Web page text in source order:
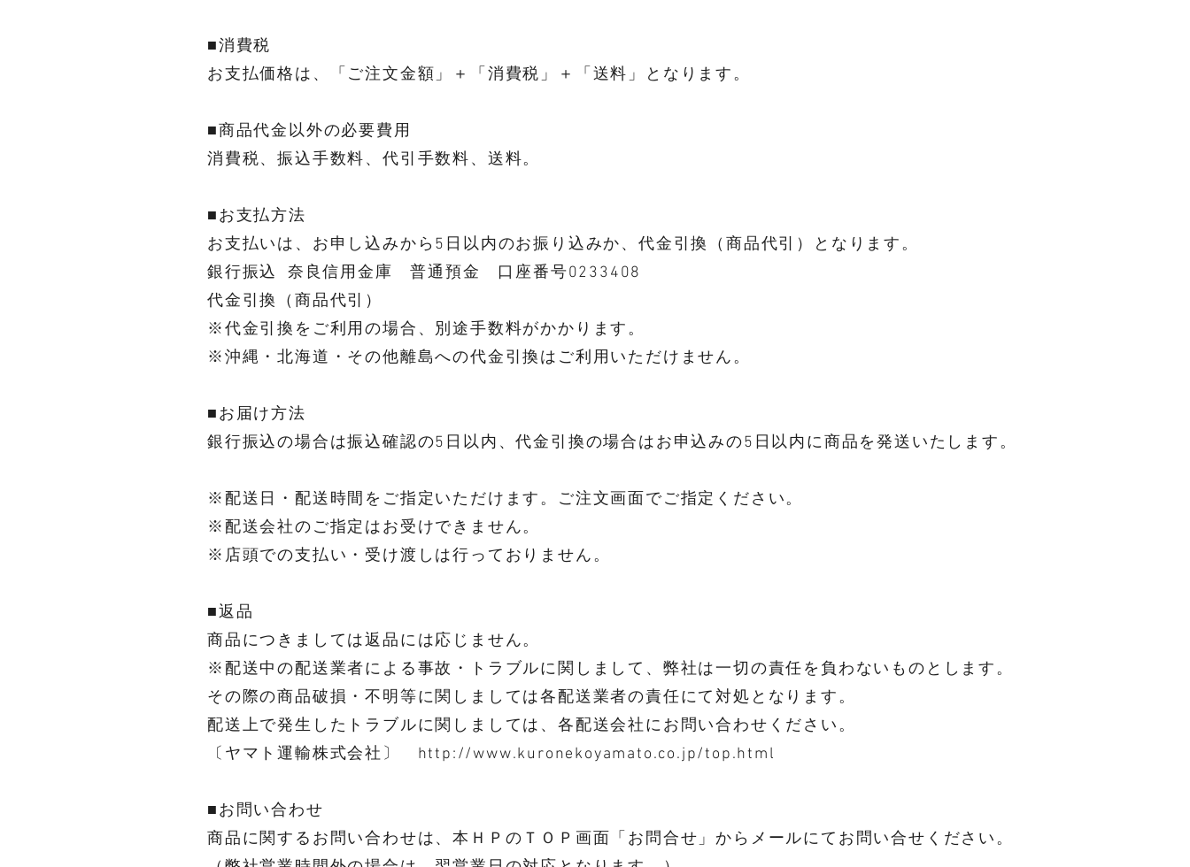
■消費税
お支払価格は、「ご注文金額」＋「消費税」＋「送料」となります。
■商品代金以外の必要費用
消費税、振込手数料、代引手数料、送料。
■お支払方法
お支払いは、お申し込みから5日以内のお振り込みか、代金引換（商品代引）となります。
銀行振込 奈良信用金庫 普通預金 口座番号0233408
代金引換（商品代引）
※代金引換をご利用の場合、別途手数料がかかります。
※沖縄・北海道・その他離島への代金引換はご利用いただけません。
■お届け方法
銀行振込の場合は振込確認の5日以内、代金引換の場合はお申込みの5日以内に商品を発送いたします。
※配送日・配送時間をご指定いただけます。ご注文画面でご指定ください。
※配送会社のご指定はお受けできません。
※店頭での支払い・受け渡しは行っておりません。
■返品
商品につきましては返品には応じません。
※配送中の配送業者による事故・トラブルに関しまして、弊社は一切の責任を負わないものとします。
その際の商品破損・不明等に関しましては各配送業者の責任にて対処となります。
配送上で発生したトラブルに関しましては、各配送会社にお問い合わせください。
〔ヤマト運輸株式会社〕 http://www.kuronekoyamato.co.jp/top.html
■お問い合わせ
商品に関するお問い合わせは、本ＨＰのＴＯＰ画面「お問合せ」からメールにてお問い合せください。